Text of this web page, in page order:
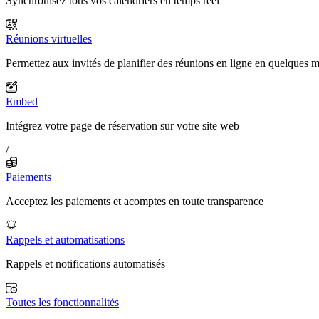
Réunions virtuelles
Permettez aux invités de planifier des réunions en ligne en quelques
Embed
Intégrez votre page de réservation sur votre site web
/
Paiements
Acceptez les paiements et acomptes en toute transparence
Rappels et automatisations
Rappels et notifications automatisés
Toutes les fonctionnalités